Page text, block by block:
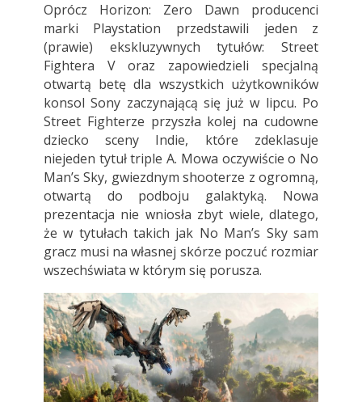
Oprócz Horizon: Zero Dawn producenci
marki Playstation przedstawili jeden z
(prawie) ekskluzywnych tytułów: Street
Fightera V oraz zapowiedzieli specjalną
otwartą betę dla wszystkich użytkowników
konsol Sony zaczynającą się już w lipcu. Po
Street Fighterze przyszła kolej na cudowne
dziecko sceny Indie, które zdeklasuje
niejeden tytuł triple A. Mowa oczywiście o No
Man’s Sky, gwiezdnym shooterze z ogromną,
otwartą do podboju galaktyką. Nowa
prezentacja nie wniosła zbyt wiele, dlatego,
że w tytułach takich jak No Man’s Sky sam
gracz musi na własnej skórze poczuć rozmiar
wszechświata w którym się porusza.